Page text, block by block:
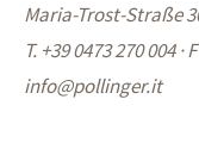
Maria-Trost-Straße
T. +39 0473 270 004·
info@pollinger.it